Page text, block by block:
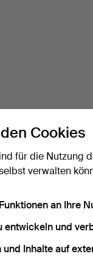
Cookies
für die Nutzung
verwalten
an Ihre
entwickeln und
Inhalte auf